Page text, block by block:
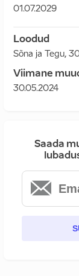
01.07.2029
Loodud
Sõna ja Tegu,
Viimane
30.05.2024
Saada